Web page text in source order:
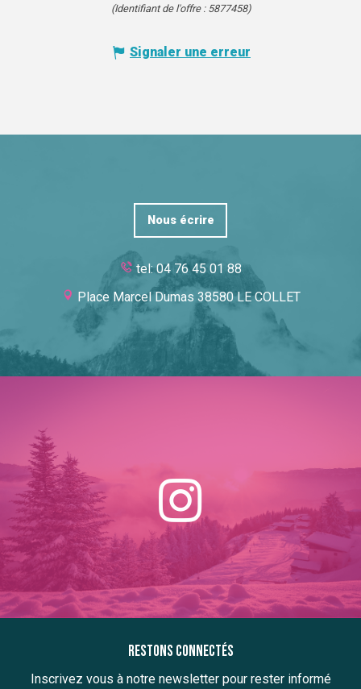
(Identifiant de l'offre : 5877458)
Signaler une erreur
Nous écrire
tel: 04 76 45 01 88
Place Marcel Dumas 38580 LE COLLET
Restons connectés
Inscrivez vous à notre newsletter pour rester informé